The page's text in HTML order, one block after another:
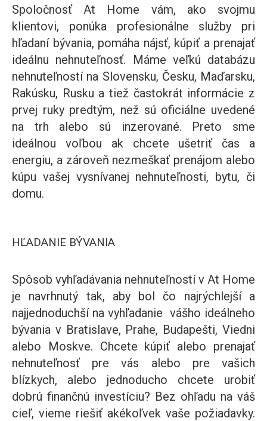
Spoločnosť At Home vám, ako svojmu
klientovi, ponúka profesionálne služby pri
hľadaní bývania, pomáha nájsť, kúpiť a prenajať
ideálnu nehnuteľnosť. Máme veľkú databázu
nehnuteľností na Slovensku, Česku, Maďarsku,
Rakúsku, Rusku a tiež častokrát informácie z
prvej ruky predtým, než sú oficiálne uvedené
na trh alebo sú inzerované. Preto sme
ideálnou voľbou ak chcete ušetriť čas a
energiu, a zároveň nezmeškať prenájom alebo
kúpu vašej vysnívanej nehnuteľnosti, bytu, či
domu.
HĽADANIE BÝVANIA
Spôsob vyhľadávania nehnuteľností v At Home
je navrhnutý tak, aby bol čo najrýchlejší a
najjednoduchší na vyhľadanie vášho ideálneho
bývania v Bratislave, Prahe, Budapešti, Viedni
alebo Moskve. Chcete kúpiť alebo prenajať
nehnuteľnosť pre vás alebo pre vašich
blízkych, alebo jednoducho chcete urobiť
dobrú finančnú investíciu? Bez ohľadu na váš
cieľ, vieme riešiť akékoľvek vaše požiadavky.